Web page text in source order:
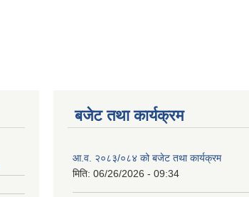
बजेट तथा कार्यक्रम
आ.व. २०८३/०८४ को बजेट तथा कार्यक्रम
मिति: 06/26/2026 - 09:34